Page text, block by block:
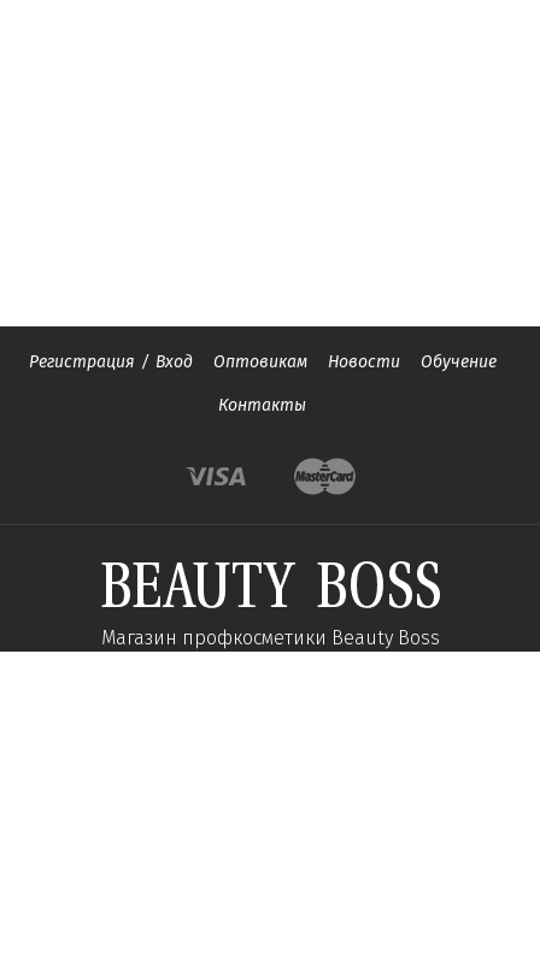
Регистрация / Вход Оптовикам Новости Обучение
Контакты
Магазин профкосметики Beauty Boss